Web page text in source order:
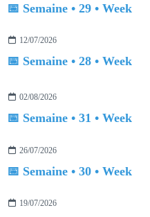
📅 Semaine • 29 • Week
12/07/2026
📅 Semaine • 28 • Week
02/08/2026
📅 Semaine • 31 • Week
26/07/2026
📅 Semaine • 30 • Week
19/07/2026